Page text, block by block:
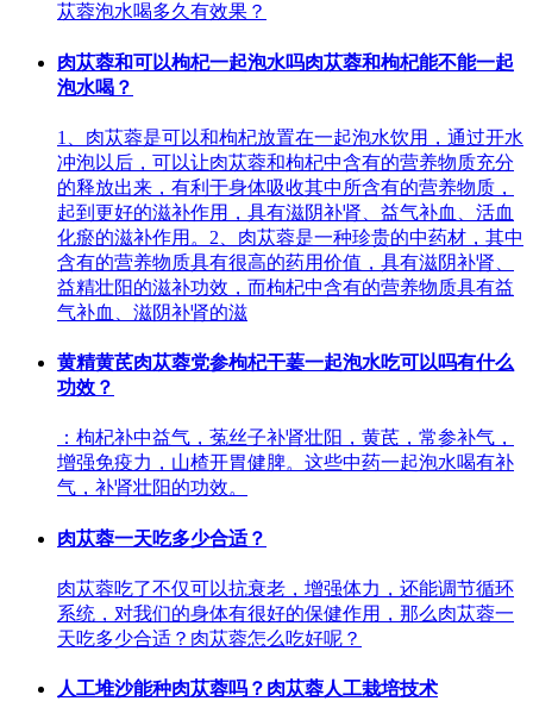
苁蓉泡水喝多久有效果？
肉苁蓉和可以枸杞一起泡水吗肉苁蓉和枸杞能不能一起
泡水喝？
1、肉苁蓉是可以和枸杞放置在一起泡水饮用，通过开水
冲泡以后，可以让肉苁蓉和枸杞中含有的营养物质充分
的释放出来，有利于身体吸收其中所含有的营养物质，
起到更好的滋补作用，具有滋阴补肾、益气补血、活血
化瘀的滋补作用。2、肉苁蓉是一种珍贵的中药材，其中
含有的营养物质具有很高的药用价值，具有滋阴补肾、
益精壮阳的滋补功效，而枸杞中含有的营养物质具有益
气补血、滋阴补肾的滋
黄精黄芪肉苁蓉党参枸杞干葁一起泡水吃可以吗有什么
功效？
：枸杞补中益气，菟丝子补肾壮阳，黄芪，常参补气，
增强免疫力，山楂开胃健脾。这些中药一起泡水喝有补
气，补肾壮阳的功效。
肉苁蓉一天吃多少合适？
肉苁蓉吃了不仅可以抗衰老，增强体力，还能调节循环
系统，对我们的身体有很好的保健作用，那么肉苁蓉一
天吃多少合适？肉苁蓉怎么吃好呢？
人工堆沙能种肉苁蓉吗？肉苁蓉人工栽培技术